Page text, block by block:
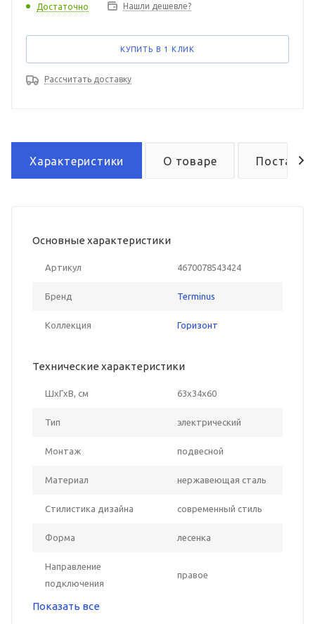
Достаточно Нашли дешевле?
КУПИТЬ В 1 КЛИК
Рассчитать доставку
Характеристики О товаре Поставка
Основные характеристики
Артикул 4670078543424
Бренд Terminus
Коллекция Горизонт
Технические характеристики
ШxГxВ, см 63x34x60
Тип электрический
Монтаж подвесной
Материал нержавеющая сталь
Стилистика дизайна современный стиль
Форма лесенка
Направление
подключения
правое
Показать все